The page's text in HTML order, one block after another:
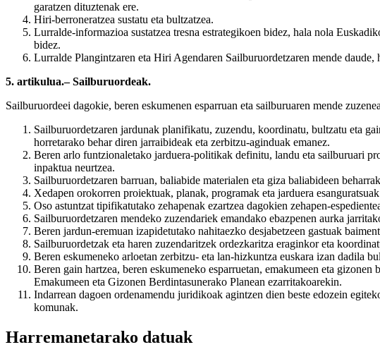
garatzen dituztenak ere.
Hiri-berroneratzea sustatu eta bultzatzea.
Lurralde-informazioa sustatzea tresna estrategikoen bidez, hala nola
bidez.
Lurralde Plangintzaren eta Hiri Agendaren Sailburuordetzaren mende
5. artikulua.– Sailburuordeak.
Sailburuordeei dagokie, beren eskumenen esparruan eta sailburuaren mende
Sailburuordetzaren jardunak planifikatu, zuzendu, koordinatu, bultzatu eta
horretarako behar diren jarraibideak eta zerbitzu-aginduak emanez.
Beren arlo funtzionaletako jarduera-politikak definitu, landu eta sailburuari
inpaktua neurtzea.
Sailburuordetzaren barruan, baliabide materialen eta giza baliabideen
Xedapen orokorren proiektuak, planak, programak eta jarduera esanguratsuak
Oso astuntzat tipifikatutako zehapenak ezartzea dagokien zehapen-
Sailburuordetzaren mendeko zuzendariek emandako ebazpenen aurka
Beren jardun-eremuan izapidetutako nahitaezko desjabetzeen gastuak
Sailburuordetzak eta haren zuzendaritzek ordezkaritza eraginkor eta
Beren eskumeneko arloetan zerbitzu- eta lan-hizkuntza euskara izan dadila
Beren gain hartzea, beren eskumeneko esparruetan, emakumeen eta
Emakumeen eta Gizonen Berdintasunerako Planean ezarritakoarekin.
Indarrean dagoen ordenamendu juridikoak agintzen dien beste edozein
komunak.
Harremanetarako datuak